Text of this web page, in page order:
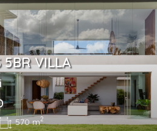
5BR VILLA
570 m2